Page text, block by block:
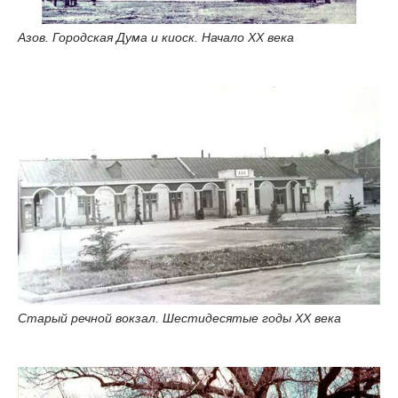
Азов. Городская Дума и киоск. Начало XX века
Старый речной вокзал. Шестидесятые годы XX века